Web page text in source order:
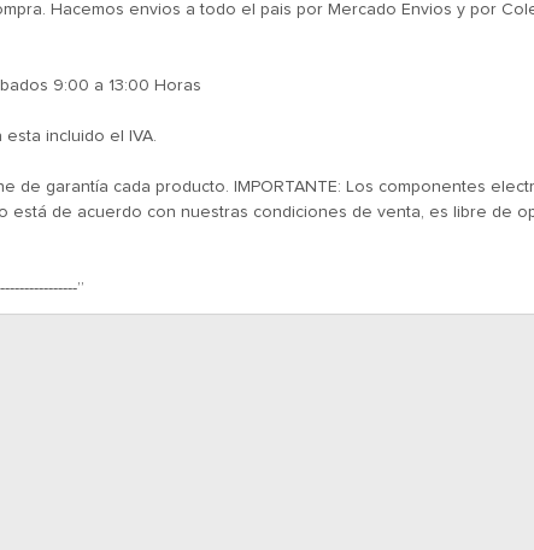
Hacemos envios a todo el pais por Mercado Envios y por
9:00 a 13:00 Horas
incluido el IVA.
de garantía cada producto. IMPORTANTE: Los componentes
está de acuerdo con nuestras condiciones de venta, es libre de
”